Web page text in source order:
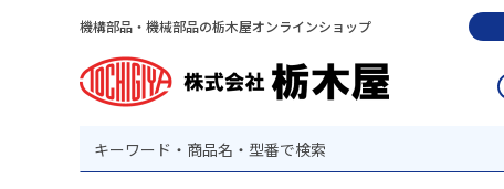
機構部品・機械部品の栃木屋オンラインショップ